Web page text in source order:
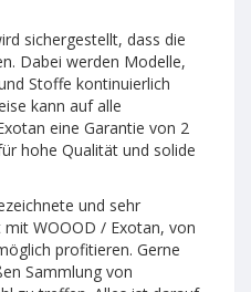
sichergestellt, dass die
Dabei werden Modelle,
Stoffe kontinuierlich
kann auf alle
eine Garantie von 2
hohe Qualität und solide
und sehr
WOOOD / Exotan, von
profitieren. Gerne
Sammlung von